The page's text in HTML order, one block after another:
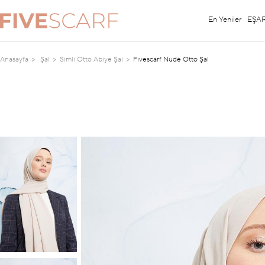
En Yeniler
Anasayfa Şal Simli Otto Abiye Şal Fivescarf Nude Otto Şal